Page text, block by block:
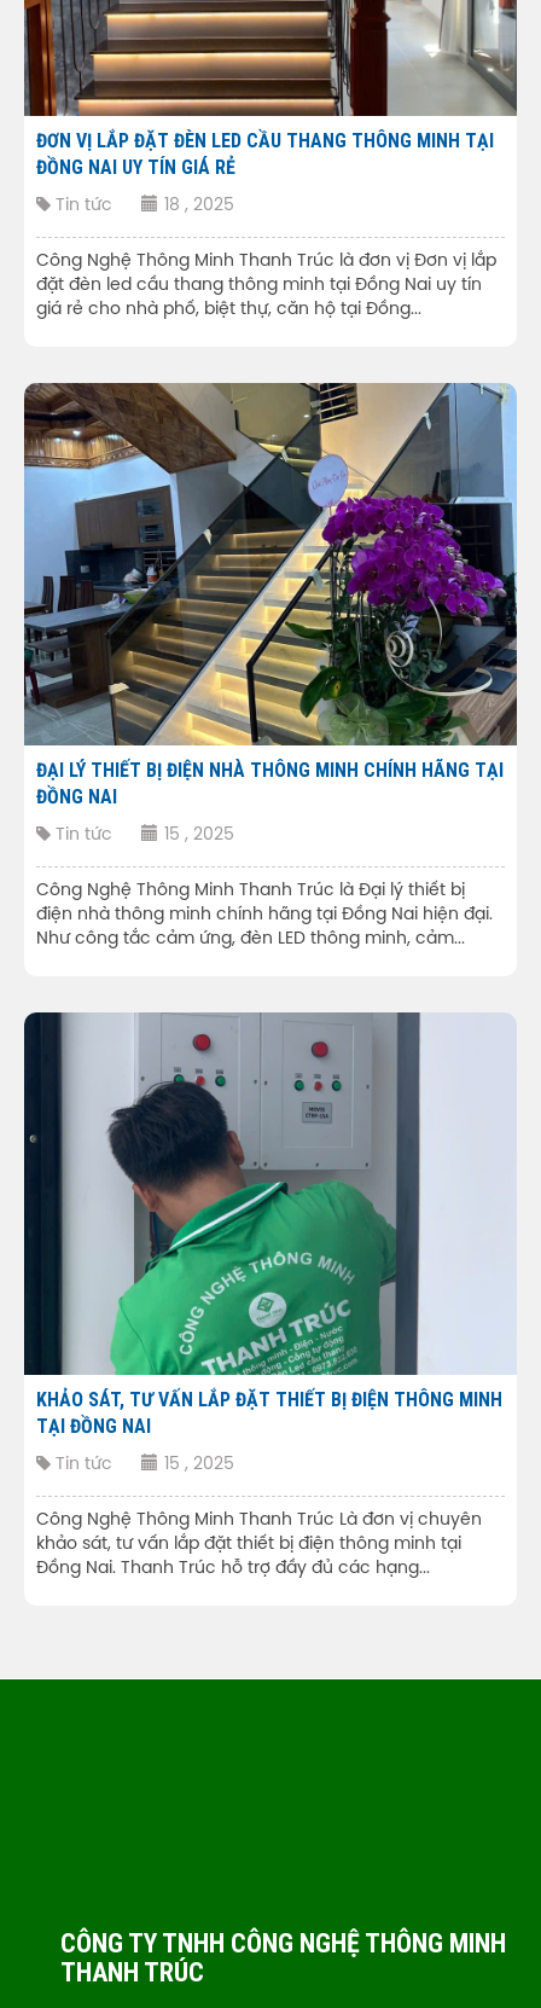
ĐƠN VỊ LẮP ĐẶT ĐÈN LED CẦU THANG THÔNG MINH TẠI
ĐỒNG NAI UY TÍN GIÁ RẺ
Tin tức 18 , 2025
Công Nghệ Thông Minh Thanh Trúc là đơn vị Đơn vị lắp
đặt đèn led cầu thang thông minh tại Đồng Nai uy tín
giá rẻ cho nhà phố, biệt thự, căn hộ tại Đồng...
ĐẠI LÝ THIẾT BỊ ĐIỆN NHÀ THÔNG MINH CHÍNH HÃNG TẠI
ĐỒNG NAI
Tin tức 15 , 2025
Công Nghệ Thông Minh Thanh Trúc là Đại lý thiết bị
điện nhà thông minh chính hãng tại Đồng Nai hiện đại.
Như công tắc cảm ứng, đèn LED thông minh, cảm...
KHẢO SÁT, TƯ VẤN LẮP ĐẶT THIẾT BỊ ĐIỆN THÔNG MINH
TẠI ĐỒNG NAI
Tin tức 15 , 2025
Công Nghệ Thông Minh Thanh Trúc Là đơn vị chuyên
khảo sát, tư vấn lắp đặt thiết bị điện thông minh tại
Đồng Nai. Thanh Trúc hỗ trợ đầy đủ các hạng...
CÔNG TY TNHH CÔNG NGHỆ THÔNG MINH
THANH TRÚC